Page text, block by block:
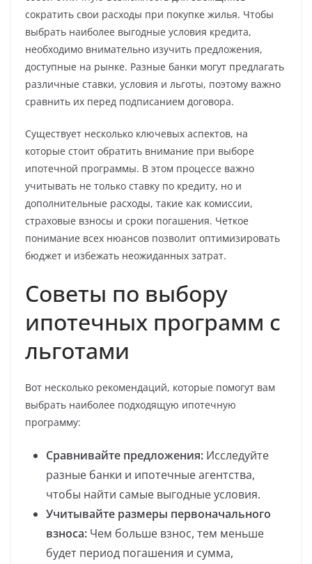
сократить свои расходы при покупке жилья. Чтобы
выбрать наиболее выгодные условия кредита,
необходимо внимательно изучить предложения,
доступные на рынке. Разные банки могут предлагать
различные ставки, условия и льготы, поэтому важно
сравнить их перед подписанием договора.
Существует несколько ключевых аспектов, на
которые стоит обратить внимание при выборе
ипотечной программы. В этом процессе важно
учитывать не только ставку по кредиту, но и
дополнительные расходы, такие как комиссии,
страховые взносы и сроки погашения. Четкое
понимание всех нюансов позволит оптимизировать
бюджет и избежать неожиданных затрат.
Советы по выбору
ипотечных программ с
льготами
Вот несколько рекомендаций, которые помогут вам
выбрать наиболее подходящую ипотечную
программу:
Сравнивайте предложения: Исследуйте
разные банки и ипотечные агентства,
чтобы найти самые выгодные условия.
Учитывайте размеры первоначального
взноса: Чем больше взнос, тем меньше
будет период погашения и сумма,